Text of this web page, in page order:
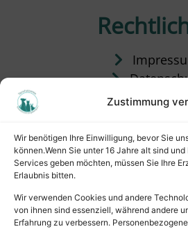
Zustimmung
Wir benötigen Ihre Einwilligung, bevor Sie
können.Wenn Sie unter 16 Jahre alt sind
Services geben möchten, müssen Sie Ihre
Erlaubnis bitten.
Wir verwenden Cookies und andere
von ihnen sind essenziell, während andere
Erfahrung zu verbessern.
Satzung